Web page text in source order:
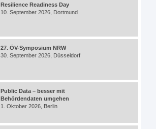
Resilience Readiness Day
10. September 2026, Dortmund
27. ÖV-Symposium NRW
30. September 2026, Düsseldorf
Public Data – besser mit
Behördendaten umgehen
1. Oktober 2026, Berlin